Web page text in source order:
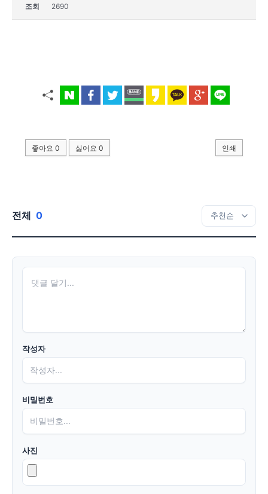
조회 2690
좋아요 0 싫어요 0 인쇄
전체 0
작성자
비밀번호
사진